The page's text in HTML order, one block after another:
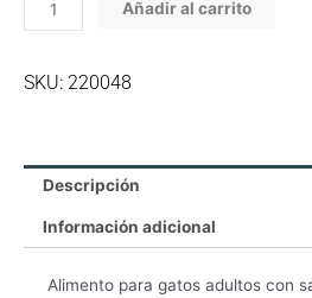
Pollo
cantidad
Añadir al carrito
SKU: 220048
Descripción
Información adicional
Alimento para gatos adultos con